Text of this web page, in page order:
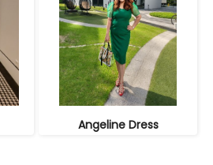
Angeline Dress